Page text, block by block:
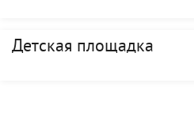
Детская площадка